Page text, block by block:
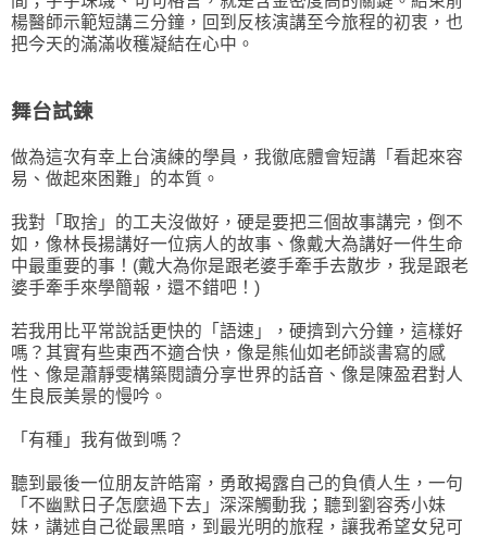
楊醫師示範短講三分鐘，回到反核演講至今旅程的初衷，也
把今天的滿滿收穫凝結在心中。
舞台試鍊
做為這次有幸上台演練的學員，我徹底體會短講「看起來容
易、做起來困難」的本質。
我對「取捨」的工夫沒做好，硬是要把三個故事講完，倒不
如，像林長揚講好一位病人的故事、像戴大為講好一件生命
中最重要的事！(戴大為你是跟老婆手牽手去散步，我是跟老
婆手牽手來學簡報，還不錯吧！)
若我用比平常說話更快的「語速」，硬擠到六分鐘，這樣好
嗎？其實有些東西不適合快，像是熊仙如老師談書寫的感
性、像是蕭靜雯構築閱讀分享世界的話音、像是陳盈君對人
生良辰美景的慢吟。
「有種」我有做到嗎？
聽到最後一位朋友許皓甯，勇敢揭露自己的負債人生，一句
「不幽默日子怎麼過下去」深深觸動我；聽到劉容秀小妹
妹，講述自己從最黑暗，到最光明的旅程，讓我希望女兒可